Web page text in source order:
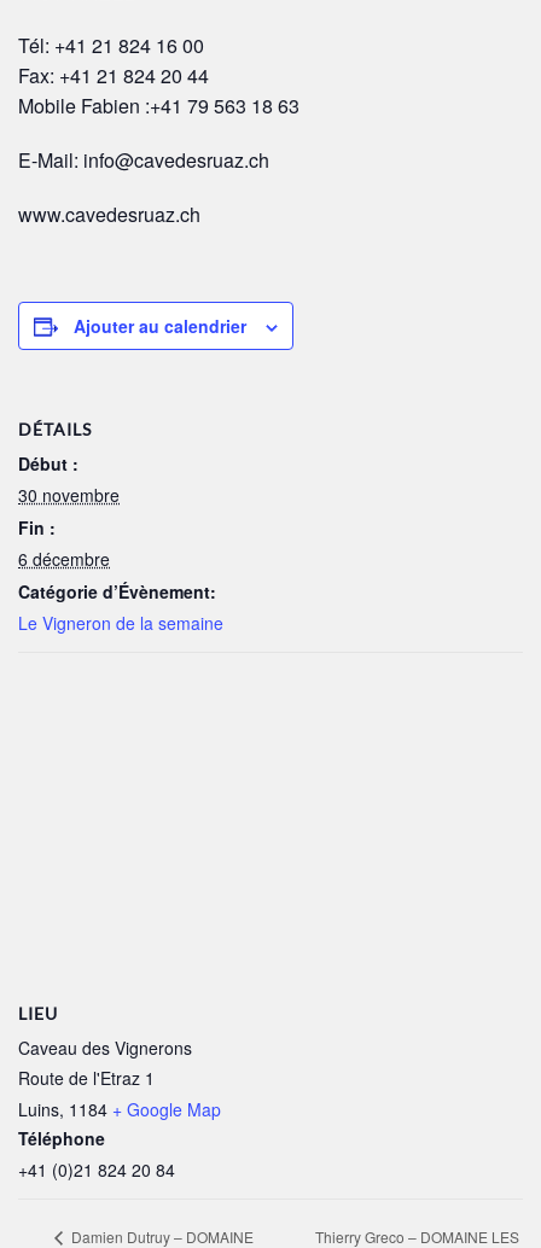
Tél: +41 21 824 16 00
Fax: +41 21 824 20 44
Mobile Fabien :+41 79 563 18 63
E-Mail: info@cavedesruaz.ch
www.cavedesruaz.ch
Ajouter au calendrier
DÉTAILS
Début :
30 novembre
Fin :
6 décembre
Catégorie d’Évènement:
Le Vigneron de la semaine
LIEU
Caveau des Vignerons
Route de l'Etraz 1
Luins, 1184 + Google Map
Téléphone
+41 (0)21 824 20 84
Damien Dutruy – DOMAINE
Thierry Greco – DOMAINE LES